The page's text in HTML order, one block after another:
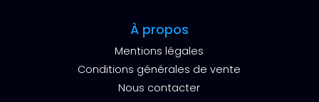
À propos
Mentions légales
Conditions générales de vente
Nous contacter